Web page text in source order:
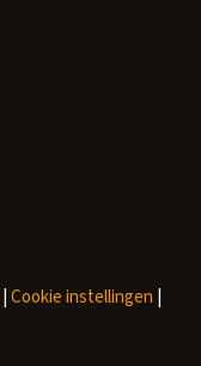
|Cookie instellingen |